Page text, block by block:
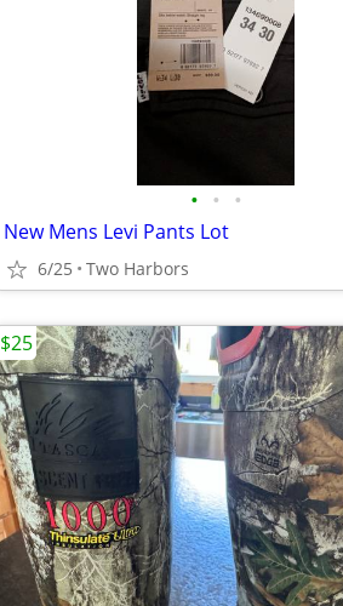
• • •
New Mens Levi Pants Lot
6/25 Two Harbors
$25